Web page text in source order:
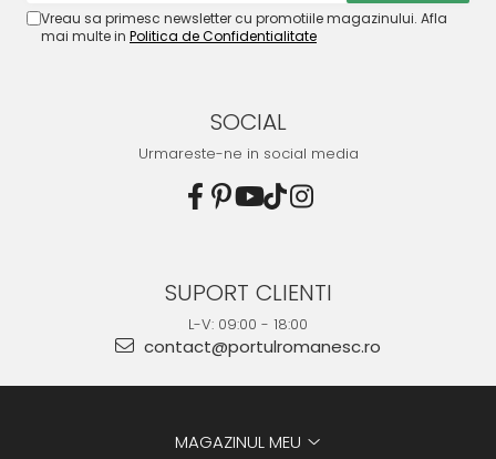
Vreau sa primesc newsletter cu promotiile magazinului. Afla
mai multe in Politica de Confidentialitate
SOCIAL
Urmareste-ne in social media
SUPORT CLIENTI
L-V: 09:00 - 18:00
contact@portulromanesc.ro
MAGAZINUL MEU